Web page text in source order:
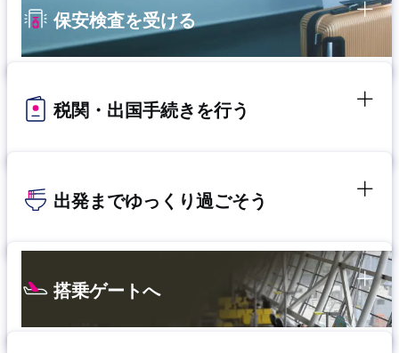
保安検査を受ける
税関・出国手続きを行う
出発までゆっくり過ごそう
搭乗ゲートへ